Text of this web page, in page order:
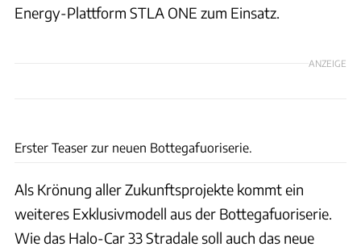
Energy-Plattform STLA ONE zum Einsatz.
ANZEIGE
Erster Teaser zur neuen Bottegafuoriserie.
Als Krönung aller Zukunftsprojekte kommt ein
weiteres Exklusivmodell aus der Bottegafuoriserie.
Wie das Halo-Car 33 Stradale soll auch das neue